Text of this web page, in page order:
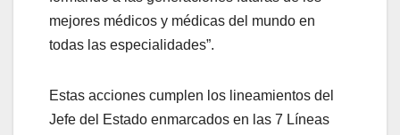
mejores médicos y médicas del mundo en
todas las especialidades”.
Estas acciones cumplen los lineamientos del
Jefe del Estado enmarcados en las 7 Líneas